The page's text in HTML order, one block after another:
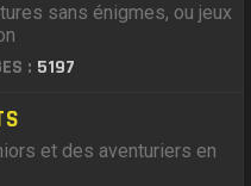
sans énigmes, ou jeux
: 5197
et des aventuriers en